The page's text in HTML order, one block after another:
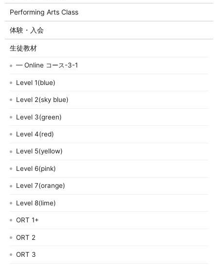
Performing Arts Class
体験・入会
生徒教材
— Online コース-3-1
Level 1(blue)
Level 2(sky blue)
Level 3(green)
Level 4(red)
Level 5(yellow)
Level 6(pink)
Level 7(orange)
Level 8(lime)
ORT 1+
ORT 2
ORT 3